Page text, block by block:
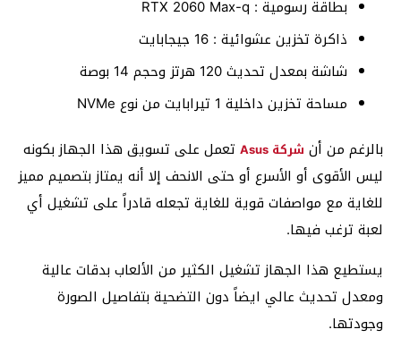
بطاقة رسومية : RTX 2060 Max-q
ذاكرة تخزين عشوائية : 16 جيجابايت
شاشة بمعدل تحديث 120 هرتز وحجم 14 بوصة
مساحة تخزين داخلية 1 تيرابايت من نوع NVMe
بالرغم من أن شركة Asus
تعمل على تسويق هذا الجهاز بكونه
ليس الأقوى أو الأسرع أو حتى الانحف إلا أنه يمتاز بتصميم مميز
للغاية مع مواصفات قوية للغاية تجعله قادراً على تشغيل أي
لعبة ترغب فيها.
يستطيع هذا الجهاز تشغيل الكثير من الألعاب بدقات عالية
ومعدل تحديث عالي ايضاً دون التضحية بتفاصيل الصورة
وجودتها.